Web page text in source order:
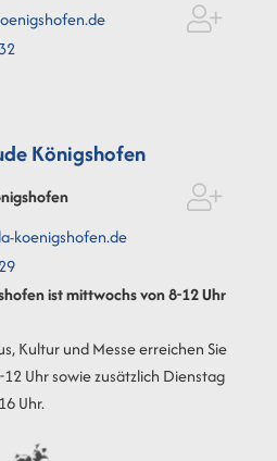
32
Königshofen
koenigshofen.de
29
ist mittwochs von 8-12 Uhr
Kultur und Messe erreichen Sie
Uhr sowie zusätzlich Dienstag
Uhr.